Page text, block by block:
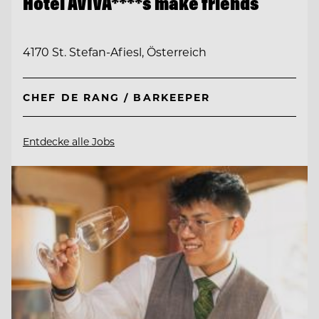
4170 St. Stefan-Afiesl, Österreich
CHEF DE RANG / BARKEEPER
Entdecke alle Jobs